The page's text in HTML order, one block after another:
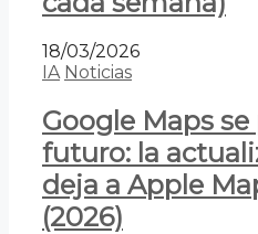
18/03/2026
IA Noticias
Google Maps
futuro: la
deja a Apple
(2026)